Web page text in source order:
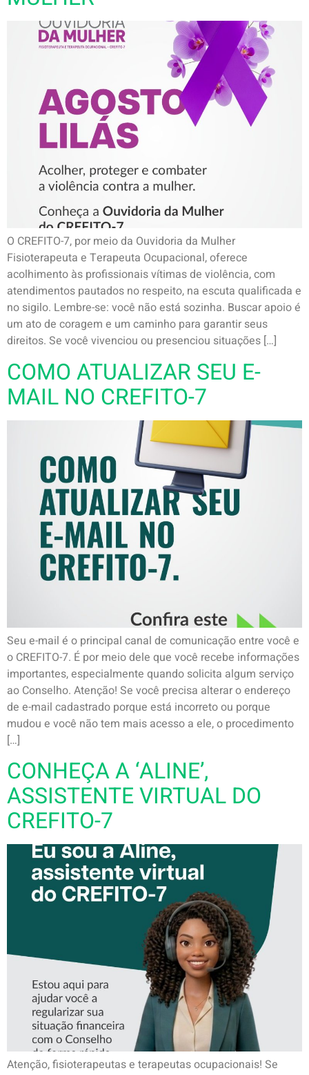
O CREFITO-7, por meio da Ouvidoria da Mulher
Fisioterapeuta e Terapeuta Ocupacional, oferece
acolhimento às profissionais vítimas de violência, com
atendimentos pautados no respeito, na escuta qualificada e
no sigilo. Lembre-se: você não está sozinha. Buscar apoio é
um ato de coragem e um caminho para garantir seus
direitos. Se você vivenciou ou presenciou situações […]
COMO ATUALIZAR SEU E-
MAIL NO CREFITO-7
Seu e-mail é o principal canal de comunicação entre você e
o CREFITO-7. É por meio dele que você recebe informações
importantes, especialmente quando solicita algum serviço
ao Conselho. Atenção! Se você precisa alterar o endereço
de e-mail cadastrado porque está incorreto ou porque
mudou e você não tem mais acesso a ele, o procedimento
[…]
CONHEÇA A ‘ALINE’,
ASSISTENTE VIRTUAL DO
CREFITO-7
Atenção, fisioterapeutas e terapeutas ocupacionais! Se